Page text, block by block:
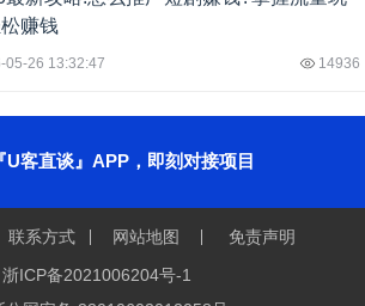
赚钱
05-26 13:32:47 14936
U客直谈』APP，即刻对接项目
联系方式 网站地图
免责声明
浙ICP备2021006204号-1